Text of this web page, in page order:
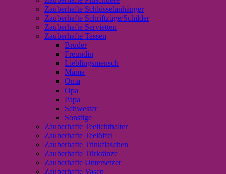
Zauberhafte Schlüsselanhänger
Zauberhafte Schriftzüge/Schilder
Zauberhafte Servietten
Zauberhafte Tassen
Bruder
Freundin
Lieblingsmensch
Mama
Oma
Opa
Papa
Schwester
Sonstige
Zauberhafte Teelichthalter
Zauberhafte Teelöffel
Zauberhafte Trinkflaschen
Zauberhafte Türkränze
Zauberhafte Untersetzer
Zauberhafte Vasen